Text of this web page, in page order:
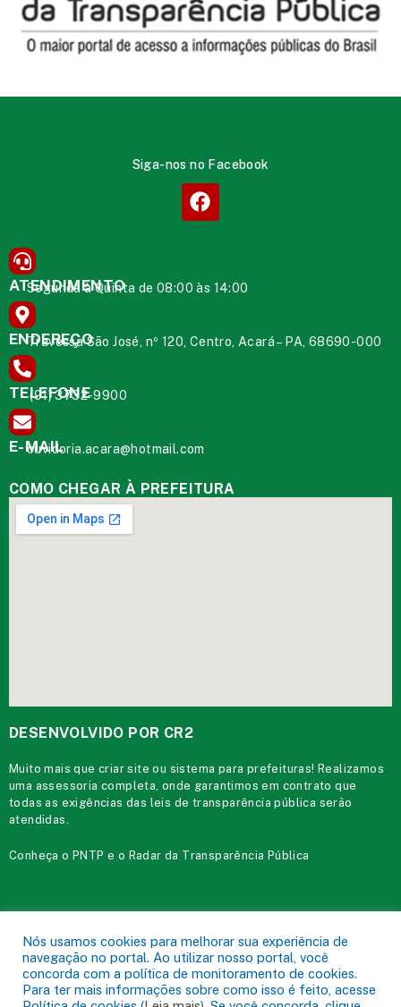
Siga-nos no Facebook
ATENDIMENTO
Segunda à Quinta de 08:00 às 14:00
ENDEREÇO
Travessa São José, nº 120, Centro, Acará – PA, 68690-000
TELEFONE
(91) 3732-9900
E-MAIL
ouvidoria.acara@hotmail.com
COMO CHEGAR À PREFEITURA
DESENVOLVIDO POR CR2
Muito mais quecriar site ou sistema para prefeituras! Realizamos
uma assessoria completa, onde garantimos em contrato que
todas as exigências das leis de transparência pública serão
atendidas.
Conheça oPNTP e o Radar da Transparência Pública
Mapa do Site Acessar Área Administrativa Acessar o Webmail
Nós usamos cookies para melhorar sua experiência de
navegação no portal. Ao utilizar nosso portal, você
concorda com a política de monitoramento de cookies.
Para ter mais informações sobre como isso é feito, acesse